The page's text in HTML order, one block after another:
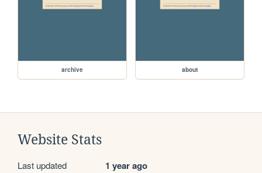
archive about
Website Stats
Last updated 1 year ago